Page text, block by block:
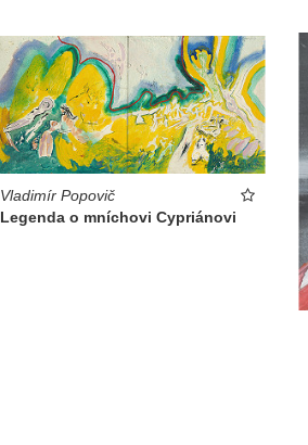
Vladimír Popovič
Legenda o mníchovi Cypriánovi